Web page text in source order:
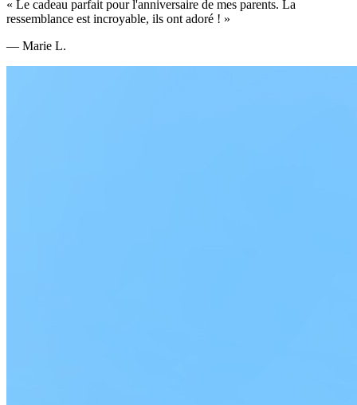
« Le cadeau parfait pour l'anniversaire de mes parents. La
ressemblance est incroyable, ils ont adoré ! »
— Marie L.